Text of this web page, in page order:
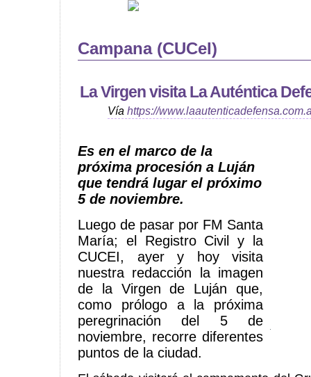
Campana (CUCeI)
La Virgen visita La Auténtica
Vía https://
Es en el marco de la
próxima procesión a Luján
que tendrá lugar el próximo
5 de noviembre.
Luego de pasar por FM Santa
María; el Registro Civil y la
CUCEI, ayer y hoy visita
nuestra redacción la imagen
de la Virgen de Luján que,
como prólogo a la próxima
peregrinación del 5 de
noviembre, recorre diferentes
puntos de la ciudad.